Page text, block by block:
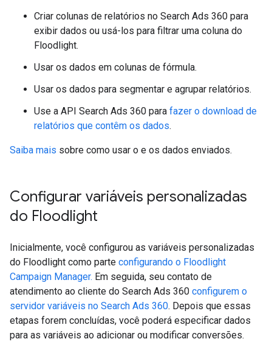
Criar colunas de relatórios no Search Ads 360 para
exibir dados ou usá-los para filtrar uma coluna do
Floodlight.
Usar os dados em colunas de fórmula.
Usar os dados para segmentar e agrupar relatórios.
Use a API Search Ads 360 para fazer o download de
relatórios que contêm os dados.
Saiba mais sobre como usar o e os dados enviados.
Configurar variáveis personalizadas
do Floodlight
Inicialmente, você configurou as variáveis personalizadas
do Floodlight como parte configurando o Floodlight
Campaign Manager. Em seguida, seu contato de
atendimento ao cliente do Search Ads 360 configurem o
servidor variáveis no Search Ads 360. Depois que essas
etapas forem concluídas, você poderá especificar dados
para as variáveis ao adicionar ou modificar conversões.